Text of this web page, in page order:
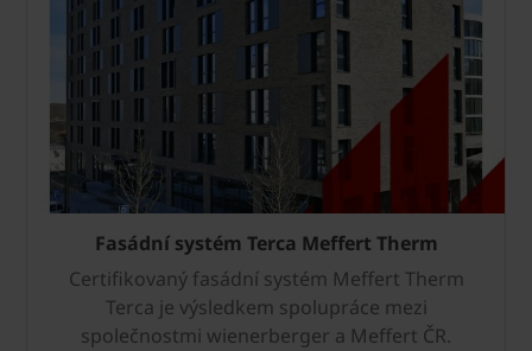
Fasádní systém Terca Meffert Therm
Certifikovaný fasádní systém Meffert Therm
Terca je výsledkem spolupráce mezi
společnostmi wienerberger a Meffert ČR.